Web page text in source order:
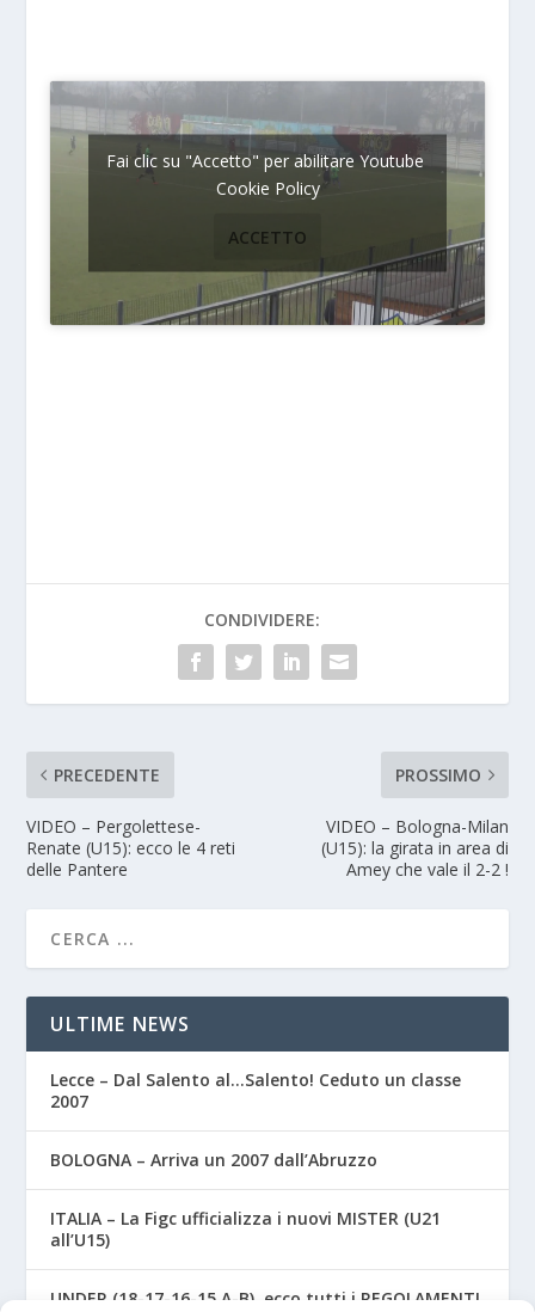
Fai clic su "Accetto" per abilitare Youtube
Cookie Policy
ACCETTO
CONDIVIDERE:
PRECEDENTE
VIDEO – Pergolettese-
Renate (U15): ecco le 4 reti
delle Pantere
PROSSIMO
VIDEO – Bologna-Milan
(U15): la girata in area di
Amey che vale il 2-2 !
ULTIME NEWS
Lecce – Dal Salento al…Salento! Ceduto un classe
2007
BOLOGNA – Arriva un 2007 dall’Abruzzo
ITALIA – La Figc ufficializza i nuovi MISTER (U21
all’U15)
UNDER (18-17-16-15 A-B), ecco tutti i REGOLAMENTI